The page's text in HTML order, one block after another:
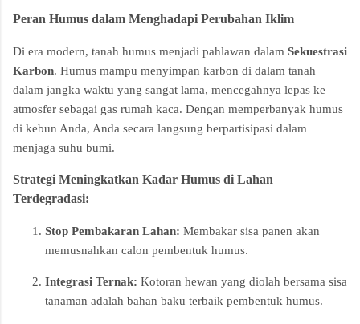
Peran Humus dalam Menghadapi Perubahan Iklim
Di era modern, tanah humus menjadi pahlawan dalam Sekuestrasi
Karbon. Humus mampu menyimpan karbon di dalam tanah
dalam jangka waktu yang sangat lama, mencegahnya lepas ke
atmosfer sebagai gas rumah kaca. Dengan memperbanyak humus
di kebun Anda, Anda secara langsung berpartisipasi dalam
menjaga suhu bumi.
Strategi Meningkatkan Kadar Humus di Lahan
Terdegradasi:
Stop Pembakaran Lahan: Membakar sisa panen akan
memusnahkan calon pembentuk humus.
Integrasi Ternak: Kotoran hewan yang diolah bersama sisa
tanaman adalah bahan baku terbaik pembentuk humus.